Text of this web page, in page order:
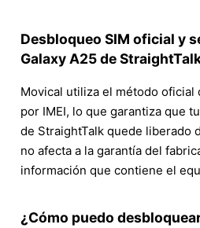
Desbloqueo SIM oficial y
Galaxy A25 de
Movical utiliza el método oficial
por IMEI, lo que garantiza que
de StraightTalk quede liberado
no afecta a la garantía del
información que contiene el
¿Cómo puedo